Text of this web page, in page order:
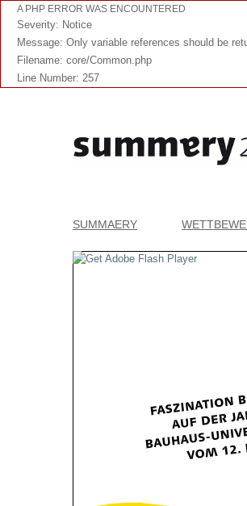
A PHP ERROR WAS ENCOUNTERED
Severity: Notice
Message: Only variable references should be
Filename: core/Common.php
Line Number: 257
SUMMAERY